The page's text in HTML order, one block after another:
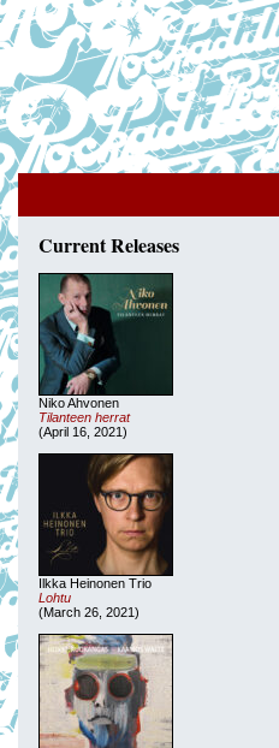
Current Releases
Niko Ahvonen
Tilanteen herrat
(April 16, 2021)
Ilkka Heinonen Trio
Lohtu
(March 26, 2021)